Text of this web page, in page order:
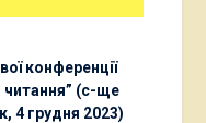
конференції
читання” (с-ще
4 грудня 2023)